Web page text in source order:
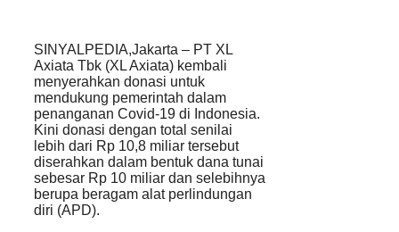
SINYALPEDIA,Jakarta – PT XL
Axiata Tbk (XL Axiata) kembali
menyerahkan donasi untuk
mendukung pemerintah dalam
penanganan Covid-19 di Indonesia.
Kini donasi dengan total senilai
lebih dari Rp 10,8 miliar tersebut
diserahkan dalam bentuk dana tunai
sebesar Rp 10 miliar dan selebihnya
berupa beragam alat perlindungan
diri (APD).